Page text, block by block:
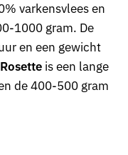
varkensvlees en
1000 gram.​ De
en een gewicht
Rosette is een lange
de 400-500 gram